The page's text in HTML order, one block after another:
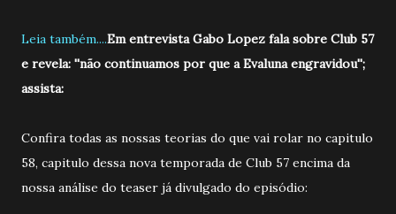
Leia também....Em entrevista Gabo Lopez fala sobre Club 57
e revela: ''não continuamos por que a Evaluna engravidou'';
assista:
Confira todas as nossas teorias do que vai rolar no capitulo
58, capitulo dessa nova temporada de Club 57 encima da
nossa análise do teaser já divulgado do episódio: